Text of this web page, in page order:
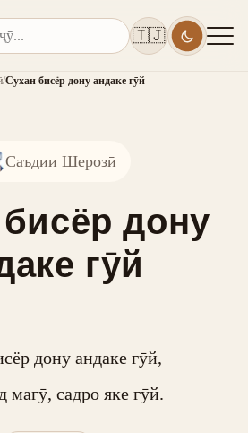
🇹🇯
/Сухан бисёр дону андаке гӯй
Саъдии Шерозӣ
дону
гӯй
дону андаке гӯй,
магӯ, садро яке гӯй.